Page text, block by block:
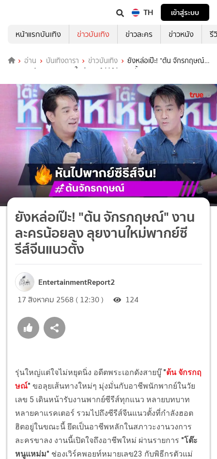
TH
เข้าสู่ระบบ
หน้าแรกบันเทิง
ข่าวบันเทิง ข่าวละคร ข่าวหนัง รี
อ่าน บันเทิงดารา ข่าวบันเทิง
ยังหล่อเป๊ะ! "ต้น จักรกฤษณ์"
งานละครน้อยลง ลุยงานใหม่พากย์ซีรีส์จีนแนวตั้ง
ยังหล่อเป๊ะ! "ต้น จักรกฤษณ์" งาน
ละครน้อยลง ลุยงานใหม่พากย์ซี
รีส์จีนแนวตั้ง
EntertainmentReport2
17 สิงหาคม 2568 ( 12:30 ) 124
รุ่นใหญ่แต่ใจไม่หยุดนิ่ง อดีตพระเอกดังสายบู๊ "ต้น จักรกฤ
ษณ์" ขอลุยเส้นทางใหม่ๆ มุ่งมั่นกับอาชีพนักพากย์ในวัย
เลข 5 เดินหน้ารับงานพากย์ซีรีส์ทุกแนว หลายบทบาท
หลายคาแรคเตอร์ รวมไปถึงซีรีส์จีนแนวตั้งที่กำลังฮอต
ฮิตอยู่ในขณะนี้ ยึดเป็นอาชีพหลักในสภาวะงานวงการ
ละครขาลง งานนี้เปิดใจถึงอาชีพใหม่ ผ่านรายการ "โต๊ะ
หนูแหม่ม" ช่องเวิร์คพอยท์หมายเลข23 กับพิธีกรตัวแม่